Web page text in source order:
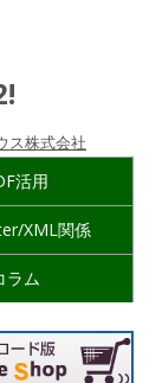
ス株式会社
活用
XML関係
ラム